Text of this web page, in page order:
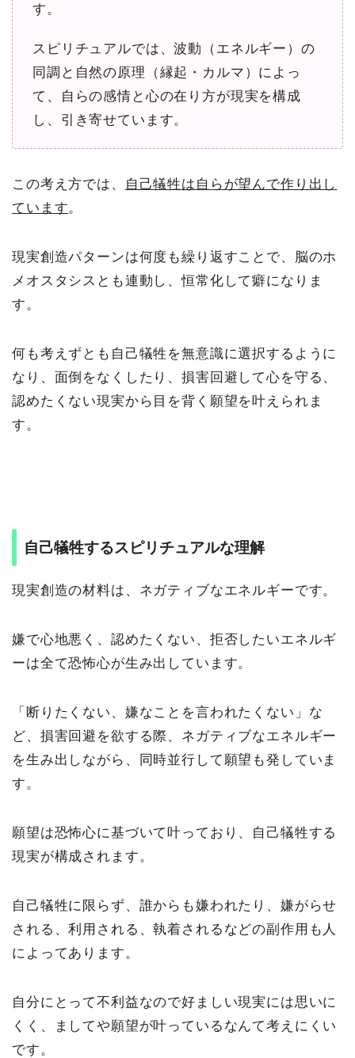
す。
スピリチュアルでは、波動（エネルギー）の
同調と自然の原理（縁起・カルマ）によっ
て、自らの感情と心の在り方が現実を構成
し、引き寄せています。
この考え方では、
自己犠牲は自らが望んで作り出し
ています。
現実創造パターンは何度も繰り返すことで、脳のホ
メオスタシスとも連動し、恒常化して癖になりま
す。
何も考えずとも自己犠牲を無意識に選択するように
なり、面倒をなくしたり、損害回避して心を守る、
認めたくない現実から目を背く願望を叶えられま
す。
自己犠牲するスピリチュアルな理解
現実創造の材料は、ネガティブなエネルギーです。
嫌で心地悪く、認めたくない、拒否したいエネルギ
ーは全て恐怖心が生み出しています。
「断りたくない、嫌なことを言われたくない」な
ど、損害回避を欲する際、ネガティブなエネルギー
を生み出しながら、同時並行して願望も発していま
す。
願望は恐怖心に基づいて叶っており、自己犠牲する
現実が構成されます。
自己犠牲に限らず、誰からも嫌われたり、嫌がらせ
される、利用される、執着されるなどの副作用も人
によってあります。
自分にとって不利益なので好ましい現実には思いに
くく、ましてや願望が叶っているなんて考えにくい
です。